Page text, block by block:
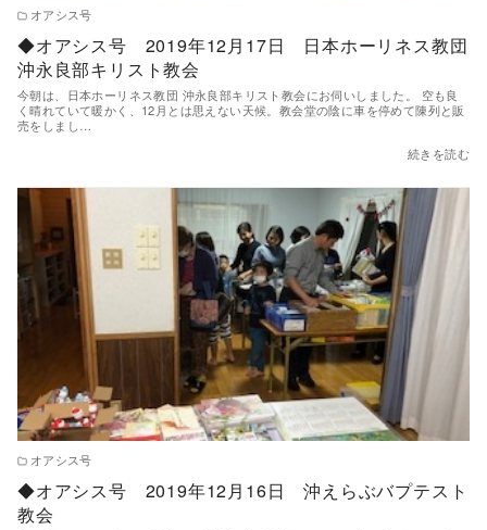
オアシス号
◆オアシス号 2019年12月17日 日本ホーリネス教団
沖永良部キリスト教会
今朝は、日本ホーリネス教団 沖永良部キリスト教会にお伺いしました。 空も良
く晴れていて暖かく、12月とは思えない天候。教会堂の陰に車を停めて陳列と販
売をしまし…
続きを読む
オアシス号
◆オアシス号 2019年12月16日 沖えらぶバプテスト
教会